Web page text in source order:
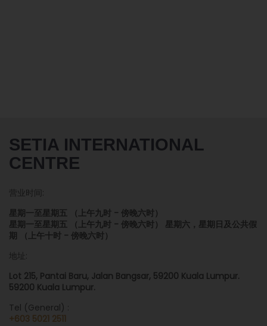
SETIA INTERNATIONAL
CENTRE
营业时间:
星期一至星期五 （上午九时 - 傍晚六时）
星期一至星期五 （上午九时 - 傍晚六时） 星期六，星期日及公共假
期 （上午十时 - 傍晚六时）
地址:
Lot 215, Pantai Baru, Jalan Bangsar, 59200 Kuala Lumpur.
59200 Kuala Lumpur.
Tel (General) :
+603 5021 2511